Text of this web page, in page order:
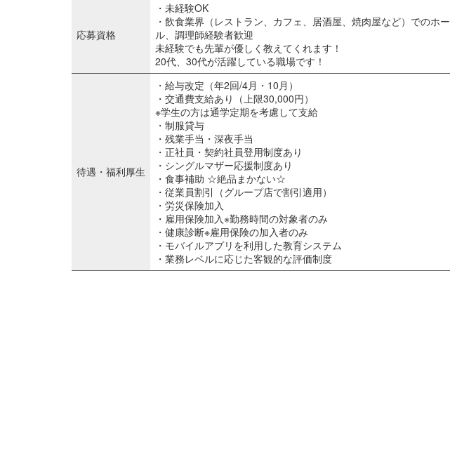
応募資格
・未経験OK
・飲食業界（レストラン、カフェ、居酒屋、焼肉屋など）でのホー
ル、調理師経験者歓迎
未経験でも先輩が優しく教えてくれます！
20代、30代が活躍している職場です！
待遇・福利厚生
・給与改定（年2回/4月・10月）
・交通費支給あり（上限30,000円）
※学生の方は通学定期を考慮して支給
・制服貸与
・残業手当・深夜手当
・正社員・契約社員登用制度あり
・シングルマザー応援制度あり
・食事補助 ☆絶品まかない☆
・従業員割引（グループ店で割引適用）
・労災保険加入
・雇用保険加入※勤務時間の対象者のみ
・健康診断※雇用保険の加入者のみ
・モバイルアプリを利用した教育システム
・業務レベルに応じた客観的な評価制度